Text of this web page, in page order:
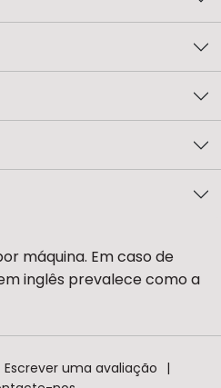
máquina. Em caso de
inglês prevalece como a
Escrever uma avaliação